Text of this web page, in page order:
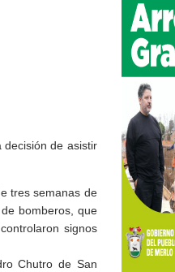
decisión de asistir
tres semanas de
bomberos, que
signos
Chutro de San